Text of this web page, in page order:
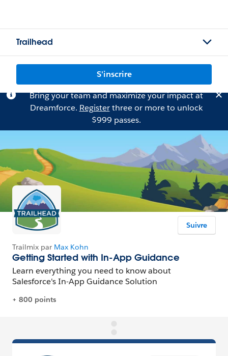
Trailhead
S'inscrire
Bring your team and maximize your impact at
Dreamforce. Registerthree or more to unlock
$999 passes.
Suivre